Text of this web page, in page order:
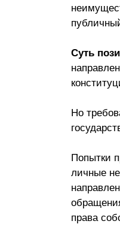
Суть
Но
Попытки
личные
права